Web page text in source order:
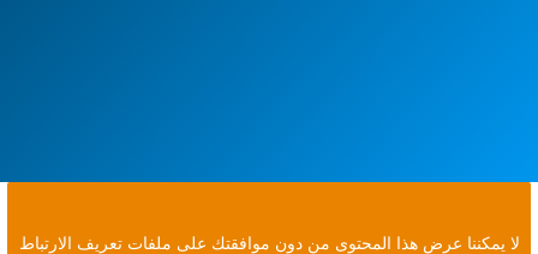
لا يمكننا عرض هذا المحتوى من دون موافقتك على ملفات تعريف الارتباط